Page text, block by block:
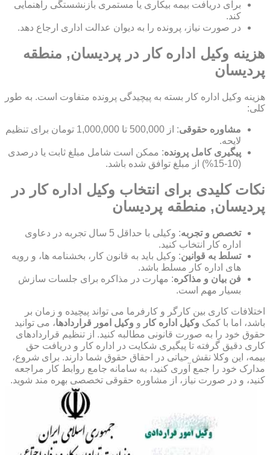
برای دریافت بیمه بیکاری یا مستمری بازنشستگی راهنمایی
کند.
در صورت نیاز، پرونده را به دیوان عدالت اداری ارجاع دهد.
هزینه وکیل اداره کار در پردیسان, منطقه
پردیسان
هزینه وکیل اداره کار بسته به پیچیدگی پرونده متفاوت است. به طور
کلی:
مشاوره حقوقی
: از 500,000 تا 1,000,000 تومان برای تنظیم
لایحه.
پیگیری کامل پرونده: ممکن است شامل مبلغ ثابت یا درصدی
(10-15%) از مبلغ توافق شده باشد.
نکات کلیدی برای انتخاب وکیل اداره کار در
پردیسان, منطقه پردیسان
تخصص و تجربه
: وکیلی با حداقل 5 سال تجربه در دعاوی
اداره کار انتخاب کنید.
تسلط به قوانین: وکیل باید به قانون کار، بخشنامه ها، و رویه
های اداره کار مسلط باشد.
فن بیان و مذاکره: مهارت در مذاکره برای جلسات سازش
بسیار مهم است.
اختلافات کاری بین کارگر و کارفرما می تواند پیچیده و زمان بر
باشد، اما با کمک وکیل اداره کار و وکیل امور قراردادها، می توانید
حقوق خود را به صورت قانونی مطالبه کنید. از تنظیم قراردادهای
کاری دقیق گرفته تا پیگیری شکایت در اداره کار و دریافت حق
بیمه، این وکلا نقش حیاتی در احقاق حقوق شما دارند. برای شروع،
مدارک خود را جمع آوری کنید، به سامانه جامع روابط کار مراجعه
کنید، و در صورت نیاز، از مشاوره حقوقی تخصصی بهره مند شوید.